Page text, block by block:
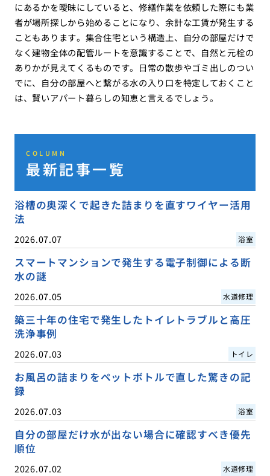
にあるかを曖昧にしていると、修繕作業を依頼した際にも業
者が場所探しから始めることになり、余計な工賃が発生する
こともあります。集合住宅という構造上、自分の部屋だけで
なく建物全体の配管ルートを意識することで、自然と元栓の
ありかが見えてくるものです。日常の散歩やゴミ出しのつい
でに、自分の部屋へと繋がる水の入り口を特定しておくこと
は、賢いアパート暮らしの知恵と言えるでしょう。
COLUMN
最新記事一覧
浴槽の奥深くで起きた詰まりを直すワイヤー活用
法
2026.07.07 浴室
スマートマンションで発生する電子制御による断
水の謎
2026.07.05 水道修理
築三十年の住宅で発生したトイレトラブルと高圧
洗浄事例
2026.07.03 トイレ
お風呂の詰まりをペットボトルで直した驚きの記
録
2026.07.03 浴室
自分の部屋だけ水が出ない場合に確認すべき優先
順位
2026.07.02 水道修理